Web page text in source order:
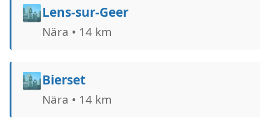
🏙️Lens-sur-Geer
Nära • 14 km
🏙️Bierset
Nära • 14 km